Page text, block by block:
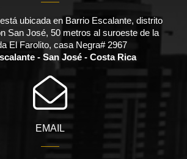
ubicada en Barrio Escalante, distrito
San José, 50 metros al suroeste de la
El Farolito, casa Negra# 2967
- San José - Costa Rica
EMAIL